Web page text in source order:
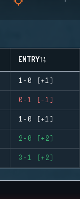
ENTRY
1-0 (+1)
0-1 (-1)
1-0 (+1)
2-0 (+2)
3-1 (+2)